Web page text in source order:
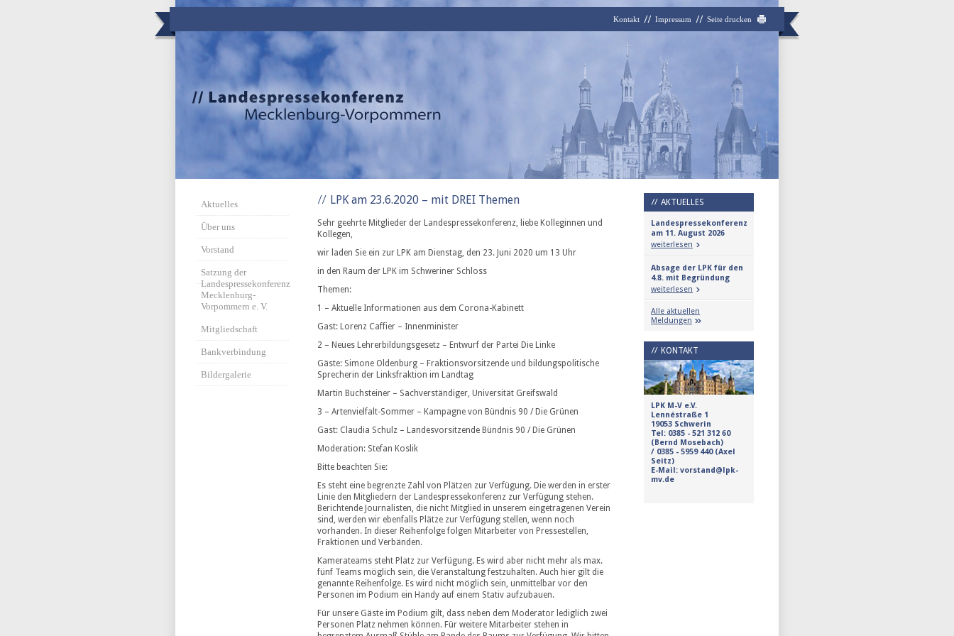
Kontakt Impressum Seite drucken
Aktuelles
Über uns
Vorstand
Satzung der
Landespressekonferenz
Mecklenburg-
Vorpommern e. V.
Mitgliedschaft
Bankverbindung
Bildergalerie
LPK am 23.6.2020 – mit DREI Themen
Sehr geehrte Mitglieder der Landespressekonferenz, liebe Kolleginnen und
Kollegen,
wir laden Sie ein zur LPK am Dienstag, den 23. Juni 2020 um 13 Uhr
in den Raum der LPK im Schweriner Schloss
Themen:
1 – Aktuelle Informationen aus dem Corona-Kabinett
Gast: Lorenz Caffier – Innenminister
2 – Neues Lehrerbildungsgesetz – Entwurf der Partei Die Linke
Gäste: Simone Oldenburg – Fraktionsvorsitzende und bildungspolitische
Sprecherin der Linksfraktion im Landtag
Martin Buchsteiner – Sachverständiger, Universität Greifswald
3 – Artenvielfalt-Sommer – Kampagne von Bündnis 90 / Die Grünen
Gast: Claudia Schulz – Landesvorsitzende Bündnis 90 / Die Grünen
Moderation: Stefan Koslik
Bitte beachten Sie:
Es steht eine begrenzte Zahl von Plätzen zur Verfügung. Die werden in erster
Linie den Mitgliedern der Landespressekonferenz zur Verfügung stehen.
Berichtende Journalisten, die nicht Mitglied in unserem eingetragenen Verein
sind, werden wir ebenfalls Plätze zur Verfügung stellen, wenn noch
vorhanden. In dieser Reihenfolge folgen Mitarbeiter von Pressestellen,
Fraktionen und Verbänden.
Kamerateams steht Platz zur Verfügung. Es wird aber nicht mehr als max.
fünf Teams möglich sein, die Veranstaltung festzuhalten. Auch hier gilt die
genannte Reihenfolge. Es wird nicht möglich sein, unmittelbar vor den
Personen im Podium ein Handy auf einem Stativ aufzubauen.
Für unsere Gäste im Podium gilt, dass neben dem Moderator lediglich zwei
Personen Platz nehmen können. Für weitere Mitarbeiter stehen in
AKTUELLES
Landespressekonferenz
am 11. August 2026
weiterlesen
Absage der LPK für den
4.8. mit Begründung
weiterlesen
Alle aktuellen
Meldungen
KONTAKT
LPK M-V e.V.
Lennéstraße 1
19053 Schwerin
Tel: 0385 - 521 312 60
(Bernd Mosebach)
/ 0385 - 5959 440 (Axel
Seitz)
E-Mail: vorstand@lpk-
mv.de